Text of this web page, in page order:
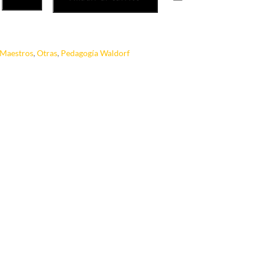
Maestros,Otras, Pedagogía Waldorf